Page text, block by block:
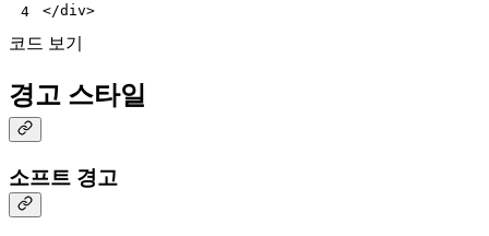
4
</div>
코드 보기
경고 스타일
소프트 경고